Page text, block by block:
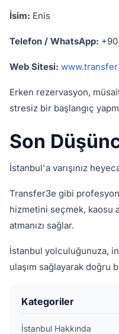
İsim: Enis
Telefon / WhatsApp:
Web Sitesi:
Erken rezervasyon,
stresiz bir başlangıç
Son
İstanbul'a varışınız
Transfer3e gibi
hizmetini seçmek, kaosu
atmanızı sağlar.
İstanbul yolculuğunuza,
ulaşım sağlayarak doğru
Kategoriler
İstanbul Hakkında